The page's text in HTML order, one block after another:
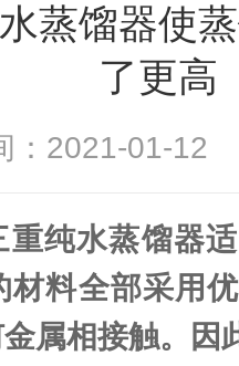
蒸馏器使
了更高
：2021-01-
重纯水蒸馏器
材料全部采用
属相接触。因